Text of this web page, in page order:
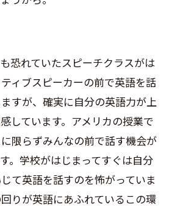
恐れていたスピーチクラスがは
ィブスピーカーの前で英語を話
すが、確実に自分の英語力が上
しています。アメリカの授業で
限らずみんなの前で話す機会が
。学校がはじまってすぐは自分
て英語を話すのを怖がっていま
りが英語にあふれているこの環